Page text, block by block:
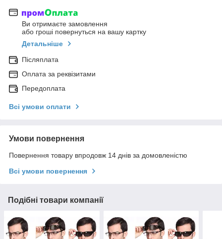
Ви отримаєте замовлення
або гроші повернуться на вашу картку
Детальніше
Післяплата
Оплата за реквізитами
Передоплата
Всі умови оплати
Умови повернення
Повернення товару впродовж 14 днів за домовленістю
Всі умови повернення
Подібні товари компанії